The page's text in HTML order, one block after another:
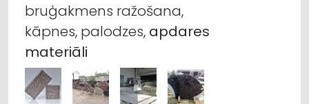
bruģakmens ražošana,
kāpnes, palodzes, apdares
materiāli